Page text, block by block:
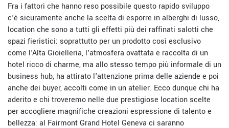
Fra i fattori che hanno reso possibile questo rapido sviluppo
c'è sicuramente anche la scelta di esporre in alberghi di lusso,
location che sono a tutti gli effetti più dei raffinati salotti che
spazi fieristici: soprattutto per un prodotto così esclusivo
come l'Alta Gioielleria, l'atmosfera ovattata e raccolta di un
hotel ricco di charme, ma allo stesso tempo più informale di un
business hub, ha attirato l'attenzione prima delle aziende e poi
anche dei buyer, accolti come in un atelier. Ecco dunque chi ha
aderito e chi troveremo nelle due prestigiose location scelte
per accogliere magnifiche creazioni espressione di talento e
bellezza: al Fairmont Grand Hotel Geneva ci saranno